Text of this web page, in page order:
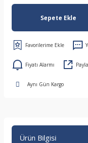
Sepete Ekle
Fiyatı Alarmı
Aynı Gün Kargo
Ürün Bilgisi